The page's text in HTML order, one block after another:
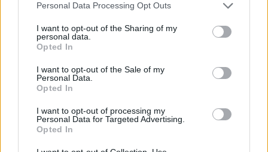
Personal Data Processing Opt Outs
I want to opt-out of the Sharing of my
personal data.
Opted In
I want to opt-out of the Sale of my
Personal Data.
Opted In
I want to opt-out of processing my
Personal Data for Targeted Advertising.
Opted In
evoluzioni tattiche davanti alla salvaguardia di
qualcosa in grado di dialogare coi fuoriclasse
tanto quanto la parte gregaria e dimenticata di
superino l’efficacia del suo codice di controllo?
fino alle grida dalla panchina contro chiunque,
dall’arbitro a un avversario, da un proprio